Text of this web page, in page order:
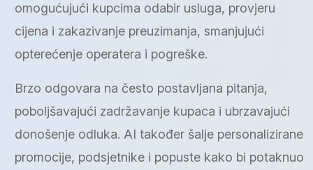
omogućujući kupcima odabir usluga, provjeru
cijena i zakazivanje preuzimanja, smanjujući
opterećenje operatera i pogreške.
Brzo odgovara na često postavljana pitanja,
poboljšavajući zadržavanje kupaca i ubrzavajući
donošenje odluka. AI također šalje personalizirane
promocije, podsjetnike i popuste kako bi potaknuo